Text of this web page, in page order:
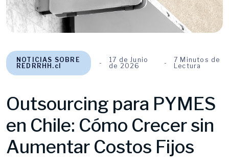
NOTICIAS SOBRE
REDRRHH.cl
17 de Junio
de 2026
7 Minutos de
Lectura
Outsourcing para PYMES
en Chile: Cómo Crecer sin
Aumentar Costos Fijos